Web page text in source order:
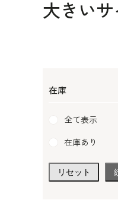
大きい
在庫
全て表示
在庫あり
リセット